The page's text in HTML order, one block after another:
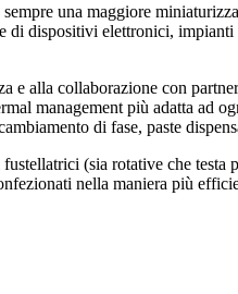
una maggiore
di dispositivi elettronici,
e alla collaborazione con
management più adatta ad
di fase, paste
(sia rotative che
nella maniera più